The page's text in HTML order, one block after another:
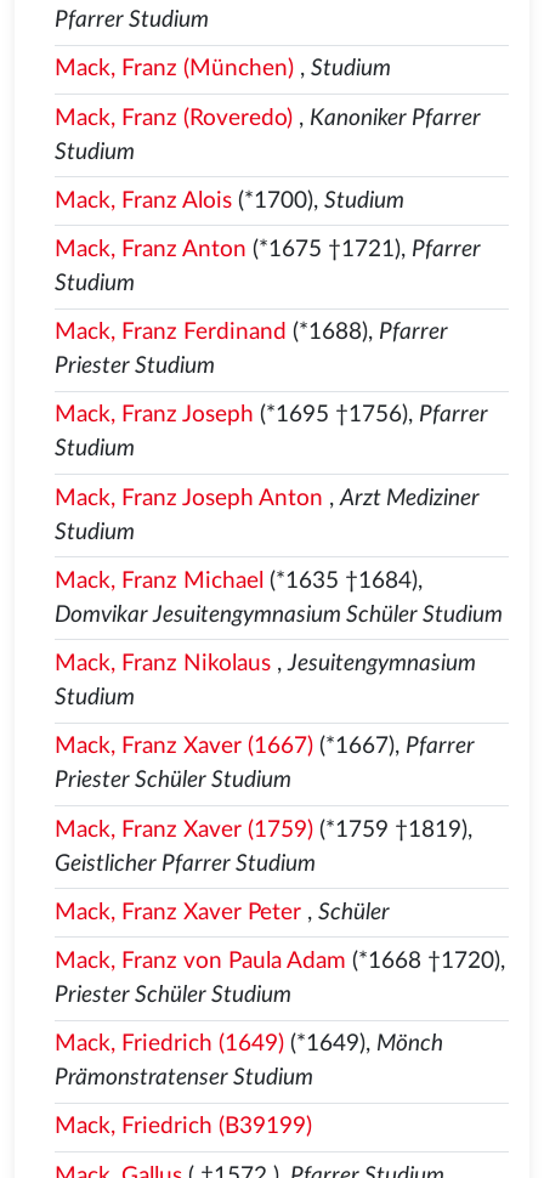
Pfarrer Studium
Mack, Franz (München), Studium
Mack, Franz (Roveredo), Kanoniker Pfarrer
Studium
Mack, Franz Alois(*1700), Studium
Mack, Franz Anton (*1675 †1721), Pfarrer
Studium
Mack, Franz Ferdinand (*1688), Pfarrer
Priester Studium
Mack, Franz Joseph (*1695 †1756), Pfarrer
Studium
Mack, Franz Joseph Anton , Arzt Mediziner
Studium
Mack, Franz Michael (*1635 †1684),
Domvikar Jesuitengymnasium Schüler Studium
Mack, Franz Nikolaus,Jesuitengymnasium
Studium
Mack, Franz Xaver (1667)(*1667), Pfarrer
Priester Schüler Studium
Mack, Franz Xaver (1759)(*1759 †1819),
Geistlicher Pfarrer Studium
Mack, Franz Xaver Peter, Schüler
Mack, Franz von Paula Adam (*1668 †1720),
Priester Schüler Studium
Mack, Friedrich (1649)(*1649), Mönch
Prämonstratenser Studium
Mack, Friedrich (B39199)